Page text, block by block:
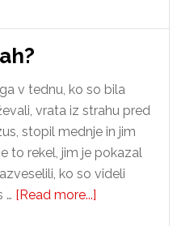
v tednu, ko so bila
vrata iz strahu pred
stopil mednje in jim
to rekel, jim je pokazal
ko so videli
… [Read more...]about